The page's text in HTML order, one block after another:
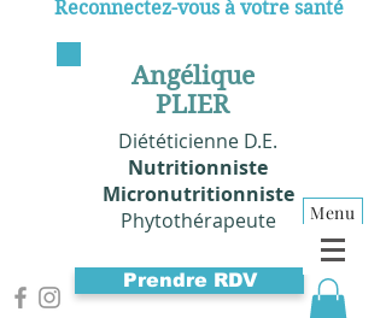
Angélique
PLIER
Diététicienne D.E.
Nutritionniste
Micronutritionniste
Phytothérapeute
Menu
Reconnectez-vous à votre santé
Prendre RDV